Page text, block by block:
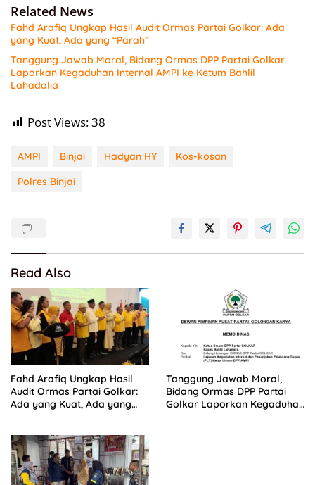
Related News
Fahd Arafiq Ungkap Hasil Audit Ormas Partai Golkar: Ada
yang Kuat, Ada yang “Parah”
Tanggung Jawab Moral, Bidang Ormas DPP Partai Golkar
Laporkan Kegaduhan Internal AMPI ke Ketum Bahlil
Lahadalia
Post Views:38
AMPI Binjai Hadyan HY
Kos-kosan
Polres Binjai
Read Also
Fahd Arafiq Ungkap Hasil
Audit Ormas Partai Golkar:
Ada yang Kuat, Ada yang
Tanggung Jawab Moral,
Bidang Ormas DPP Partai
Golkar Laporkan Kegaduhan